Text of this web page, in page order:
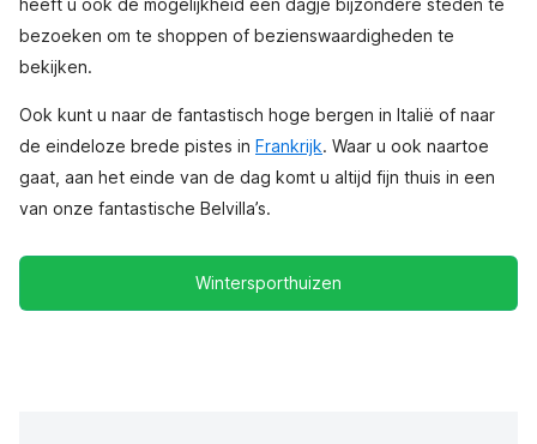
heeft u ook de mogelijkheid een dagje bijzondere steden te
bezoeken om te shoppen of bezienswaardigheden te
bekijken.
Ook kunt u naar de fantastisch hoge bergen in Italië of naar
de eindeloze brede pistes in Frankrijk. Waar u ook naartoe
gaat, aan het einde van de dag komt u altijd fijn thuis in een
van onze fantastische Belvilla’s.
Wintersporthuizen